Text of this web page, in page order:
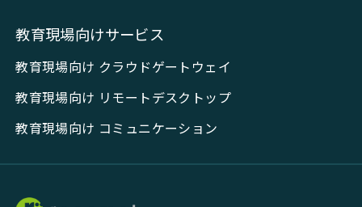
教育現場向けサービス
教育現場向け クラウドゲートウェイ
教育現場向け リモートデスクトップ
教育現場向け コミュニケーション